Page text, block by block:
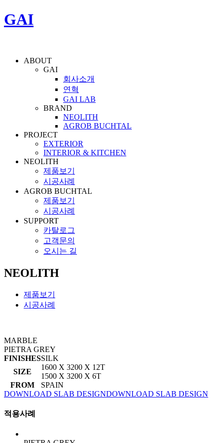
GAI
ABOUT
GAI
회사소개
연혁
GAI LAB
BRAND
NEOLITH
AGROB BUCHTAL
PROJECT
EXTERIOR
INTERIOR & KITCHEN
NEOLITH
제품보기
시공사례
AGROB BUCHTAL
제품보기
시공사례
SUPPORT
카탈로그
고객문의
오시는 길
NEOLITH
제품보기
시공사례
MARBLE
PIETRA GREY
FINISHESSILK
SIZE
1600 X 3200 X 12T
1500 X 3200 X 6T
FROM
SPAIN
DOWNLOAD SLAB DESIGNDOWNLOAD SLAB DESIGN
적용사례